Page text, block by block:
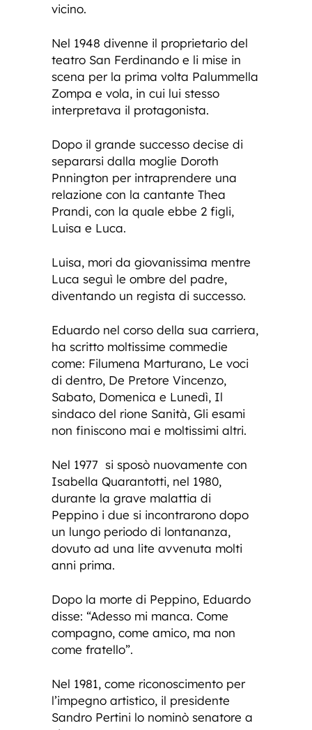
vicino.
Nel 1948 divenne il proprietario del
teatro San Ferdinando e li mise in
scena per la prima volta Palummella
Zompa e vola, in cui lui stesso
interpretava il protagonista.
Dopo il grande successo decise di
separarsi dalla moglie Doroth
Pnnington per intraprendere una
relazione con la cantante Thea
Prandi, con la quale ebbe 2 figli,
Luisa e Luca.
Luisa, mori da giovanissima mentre
Luca seguì le ombre del padre,
diventando un regista di successo.
Eduardo nel corso della sua carriera,
ha scritto moltissime commedie
come: Filumena Marturano, Le voci
di dentro, De Pretore Vincenzo,
Sabato, Domenica e Lunedì, Il
sindaco del rione Sanità, Gli esami
non finiscono mai e moltissimi altri.
Nel 1977 si sposò nuovamente con
Isabella Quarantotti, nel 1980,
durante la grave malattia di
Peppino i due si incontrarono dopo
un lungo periodo di lontananza,
dovuto ad una lite avvenuta molti
anni prima.
Dopo la morte di Peppino, Eduardo
disse: “Adesso mi manca. Come
compagno, come amico, ma non
come fratello”.
Nel 1981, come riconoscimento per
l’impegno artistico, il presidente
Sandro Pertini lo nominò senatore a